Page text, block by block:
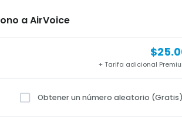
a AirVoice
+ Tarifa adicional
Obtener un número aleatorio (Gratis)